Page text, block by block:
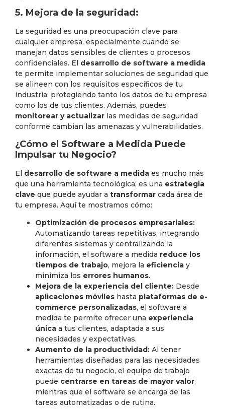
5. Mejora de la seguridad:
La seguridad es una preocupación clave para
cualquier empresa, especialmente cuando se
manejan datos sensibles de clientes o procesos
confidenciales. El desarrollo de software a medida
te permite implementar soluciones de seguridad que
se alineen con los requisitos específicos de tu
industria, protegiendo tanto los datos de tu empresa
como los de tus clientes. Además, puedes
monitorear y actualizar las medidas de seguridad
conforme cambian las amenazas y vulnerabilidades.
¿Cómo el Software a Medida Puede
Impulsar tu Negocio?
El desarrollo de software a medida es mucho más
que una herramienta tecnológica; es una estrategia
clave que puede ayudar a transformar cada área de
tu empresa. Aquí te mostramos cómo:
Optimización de procesos empresariales:
Automatizando tareas repetitivas, integrando
diferentes sistemas y centralizando la
información, el software a medida reduce los
tiempos de trabajo, mejora la eficiencia y
minimiza los errores humanos.
Mejora de la experiencia del cliente: Desde
aplicaciones móviles hasta plataformas de e-
commerce personalizadas, el software a
medida te permite ofrecer una experiencia
única a tus clientes, adaptada a sus
necesidades y expectativas.
Aumento de la productividad: Al tener
herramientas diseñadas para las necesidades
exactas de tu negocio, el equipo de trabajo
puede centrarse en tareas de mayor valor,
mientras que el software se encarga de las
tareas automatizadas o de rutina.